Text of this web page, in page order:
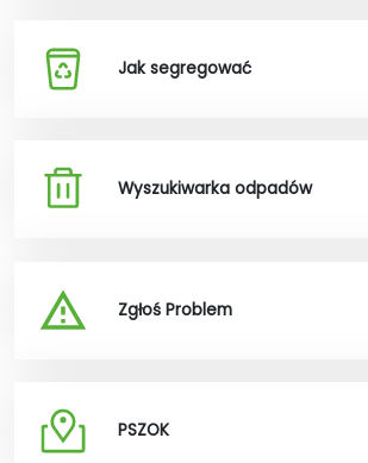
Jak segregować
Wyszukiwarka odpadów
Zgłoś Problem
PSZOK